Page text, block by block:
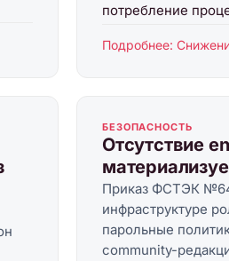
потребление
Подробнее:
БЕЗОПАСНОСТЬ
Отсутствие
Приказ ФСТЭК
инфраструктуре
парольные
community-